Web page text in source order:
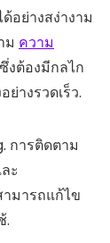
อย่างสง่างาม
ม ความ
งต้องมีกลไก
างรวดเร็ว.
การติดตาม
ะ
มารถแก้ไข
.